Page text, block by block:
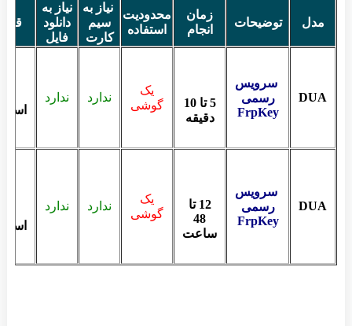
مدل توضیحات
زمان
انجام
محدودیت
استفاده
نیاز به
سیم
کارت
نیاز به
دانلود
فایل
DUA
سرویس
رسمی
FrpKey
5 تا 10
دقیقه
یک
گوشی
ندارد
ندارد
DUA
سرویس
رسمی
FrpKey
12 تا
48
ساعت
یک
گوشی
ندارد
ندارد